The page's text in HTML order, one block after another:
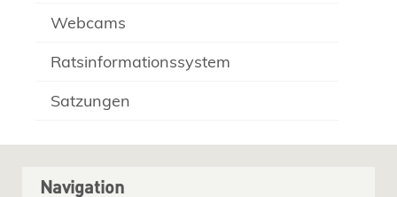
Webcams
Ratsinformationssystem
Satzungen
Navigation